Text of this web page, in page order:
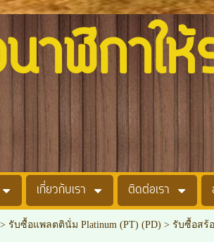
กาให้
เกี่ยวกับเรา ติดต่อเรา
> รับซื้อแพลตตินั่ม Platinum (PT) (PD) > รับซื้อสร้